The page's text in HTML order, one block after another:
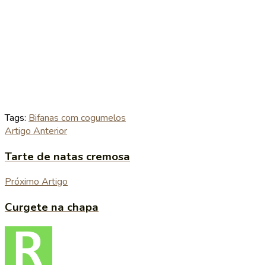
Tags: Bifanas com cogumelos
Artigo Anterior
Tarte de natas cremosa
Próximo Artigo
Curgete na chapa